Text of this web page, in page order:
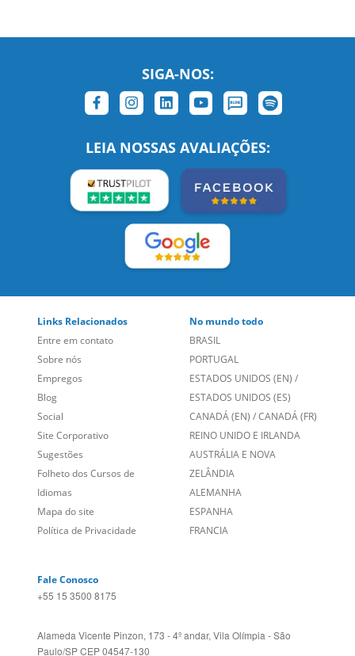
SIGA-NOS:
LEIA NOSSAS AVALIAÇÕES:
Links Relacionados
Entre em contato
Sobre nós
Empregos
Blog
Social
Site Corporativo
Sugestões
Folheto dos Cursos de
Idiomas
No mundo todo
BRASIL
PORTUGAL
ESTADOS UNIDOS (EN)/
ESTADOS UNIDOS (ES)
CANADÁ (EN) /CANADÁ (FR)
REINO UNIDO E IRLANDA
AUSTRÁLIA E NOVA
ZELÂNDIA
ALEMANHA
+55 15 3500 8175